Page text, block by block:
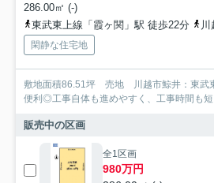
286.00㎡ (-)
東武東上線「霞ヶ関」駅 徒歩22分
川
閑静な住宅地
敷地面積86.51坪 売地 川越市鯨井：東武
便利◎工事自体も進めやすく、工事時間も
販売中の区画
全1区画
980万円